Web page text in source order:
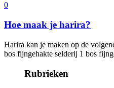
0
Hoe maak je harira?
Harira kan je maken op de
bos fijngehakte selderij 1 bos
Rubrieken